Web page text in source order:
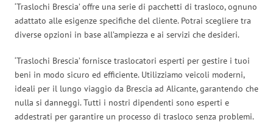
‘Traslochi Brescia’ offre una serie di pacchetti di trasloco, ognuno
adattato alle esigenze specifiche del cliente. Potrai scegliere tra
diverse opzioni in base all’ampiezza e ai servizi che desideri.
‘Traslochi Brescia’ fornisce traslocatori esperti per gestire i tuoi
beni in modo sicuro ed efficiente. Utilizziamo veicoli moderni,
ideali per il lungo viaggio da Brescia ad Alicante, garantendo che
nulla si danneggi. Tutti i nostri dipendenti sono esperti e
addestrati per garantire un processo di trasloco senza problemi.